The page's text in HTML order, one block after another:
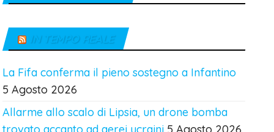
IN TEMPO REALE
La Fifa conferma il pieno sostegno a Infantino
5 Agosto 2026
Allarme allo scalo di Lipsia, un drone bomba